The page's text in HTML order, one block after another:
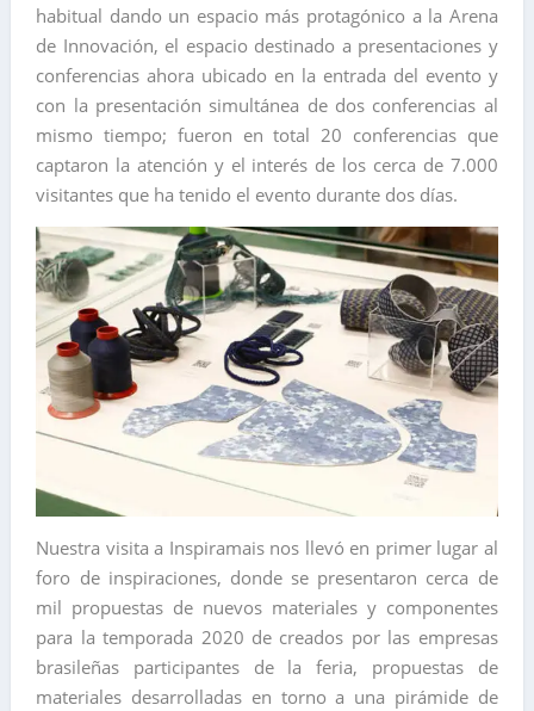
habitual dando un espacio más protagónico a la Arena
de Innovación, el espacio destinado a presentaciones y
conferencias ahora ubicado en la entrada del evento y
con la presentación simultánea de dos conferencias al
mismo tiempo; fueron en total 20 conferencias que
captaron la atención y el interés de los cerca de 7.000
visitantes que ha tenido el evento durante dos días.
Nuestra visita a Inspiramais nos llevó en primer lugar al
foro de inspiraciones, donde se presentaron cerca de
mil propuestas de nuevos materiales y componentes
para la temporada 2020 de creados por las empresas
brasileñas participantes de la feria, propuestas de
materiales desarrolladas en torno a una pirámide de